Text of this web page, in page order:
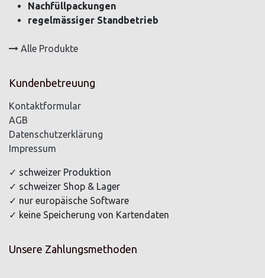
Nachfüllpackungen
regelmässiger Standbetrieb
Alle Produkte
Kundenbetreuung
Kontaktformular
AGB
Datenschutzerklärung
Impressum
✓ schweizer Produktion
✓ schweizer Shop & Lager
✓ nur europäische Software
✓ keine Speicherung von Kartendaten
Unsere Zahlungsmethoden